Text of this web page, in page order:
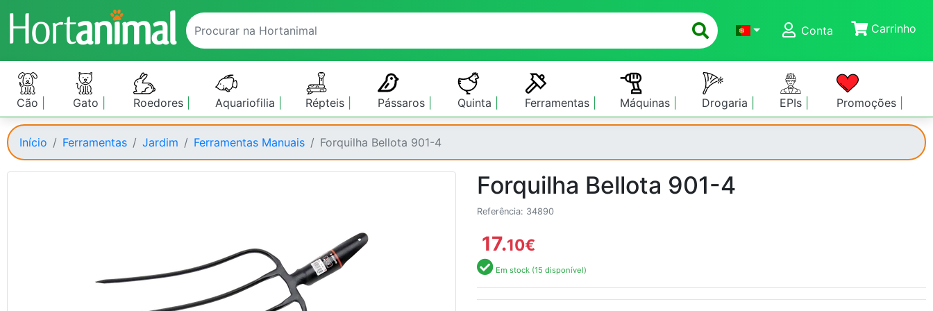
Conta
Carrinho
Cão Gato Roedores Aquariofilia Répteis Pássaros Quinta Ferramentas Máquinas Drogaria EPIs Promoções
Início Ferramentas Jardim Ferramentas Manuais Forquilha Bellota 901-4
Forquilha Bellota 901-4
Referência: 34890
17.10€
Em stock (15 disponível)